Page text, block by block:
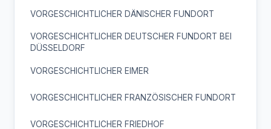
VORGESCHICHTLICHER DÄNISCHER FUNDORT
VORGESCHICHTLICHER DEUTSCHER FUNDORT BEI
DÜSSELDORF
VORGESCHICHTLICHER EIMER
VORGESCHICHTLICHER FRANZÖSISCHER FUNDORT
VORGESCHICHTLICHER FRIEDHOF